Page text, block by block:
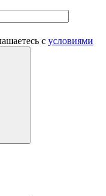
с условиями